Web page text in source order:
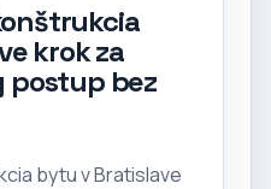
krok za
postup bez
bytu v Bratislave